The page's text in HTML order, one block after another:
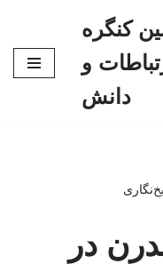
کنگره
و
دانش
در